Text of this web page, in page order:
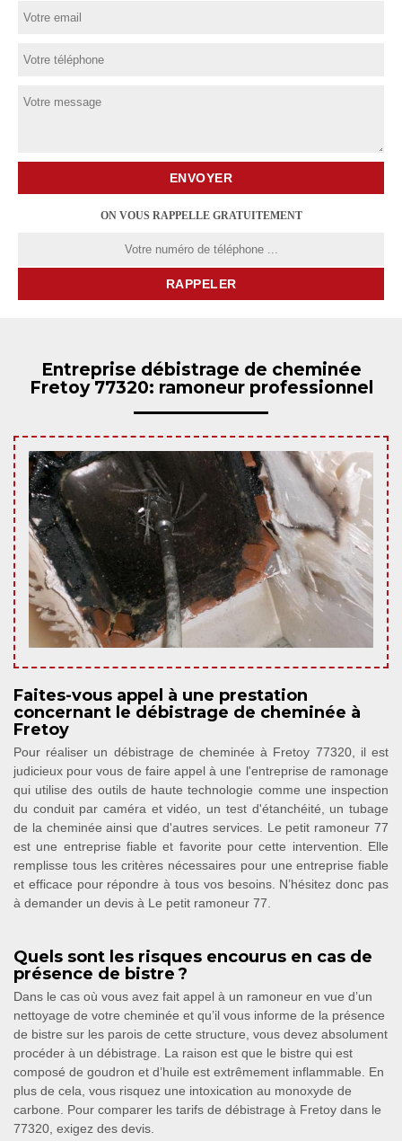
ON VOUS RAPPELLE GRATUITEMENT
Entreprise débistrage de cheminée
Fretoy 77320: ramoneur professionnel
Faites-vous appel à une prestation
concernant le débistrage de cheminée à
Fretoy
Pour réaliser un débistrage de cheminée à Fretoy 77320, il est
judicieux pour vous de faire appel à une l'entreprise de ramonage
qui utilise des outils de haute technologie comme une inspection
du conduit par caméra et vidéo, un test d'étanchéité, un tubage
de la cheminée ainsi que d'autres services. Le petit ramoneur 77
est une entreprise fiable et favorite pour cette intervention. Elle
remplisse tous les critères nécessaires pour une entreprise fiable
et efficace pour répondre à tous vos besoins. N’hésitez donc pas
à demander un devis à Le petit ramoneur 77.
Quels sont les risques encourus en cas de
présence de bistre ?
Dans le cas où vous avez fait appel à un ramoneur en vue d’un
nettoyage de votre cheminée et qu’il vous informe de la présence
de bistre sur les parois de cette structure, vous devez absolument
procéder à un débistrage. La raison est que le bistre qui est
composé de goudron et d’huile est extrêmement inflammable. En
plus de cela, vous risquez une intoxication au monoxyde de
carbone. Pour comparer les tarifs de débistrage à Fretoy dans le
77320, exigez des devis.